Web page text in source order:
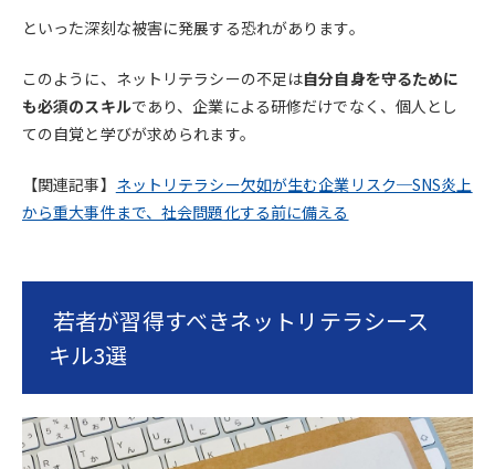
といった深刻な被害に発展する恐れがあります。
このように、ネットリテラシーの不足は自分自身を守るために
も必須のスキルであり、企業による研修だけでなく、個人とし
ての自覚と学びが求められます。
【関連記事】 ネットリテラシー欠如が生む企業リスク─SNS炎上
から重大事件まで、社会問題化する前に備える
若者が習得すべきネットリテラシース
キル3選